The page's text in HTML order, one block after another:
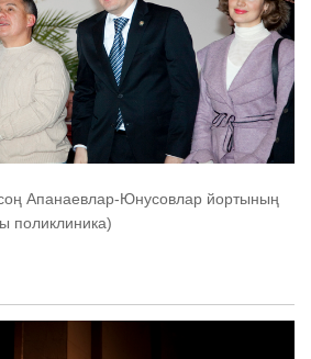
Апанаевлар-Юнусовлар йортының
поликлиника)